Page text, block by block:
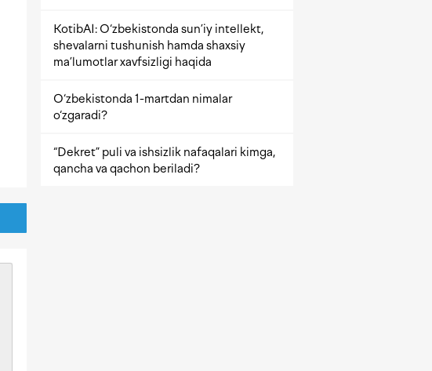
KotibAI: O‘zbekistonda sun’iy intellekt,
shevalarni tushunish hamda shaxsiy
ma’lumotlar xavfsizligi haqida
O‘zbekistonda 1-martdan nimalar
o‘zgaradi?
“Dekret” puli va ishsizlik nafaqalari kimga,
qancha va qachon beriladi?